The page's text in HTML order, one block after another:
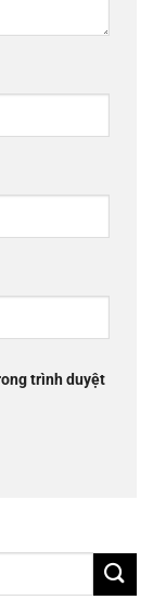
trình duyệt